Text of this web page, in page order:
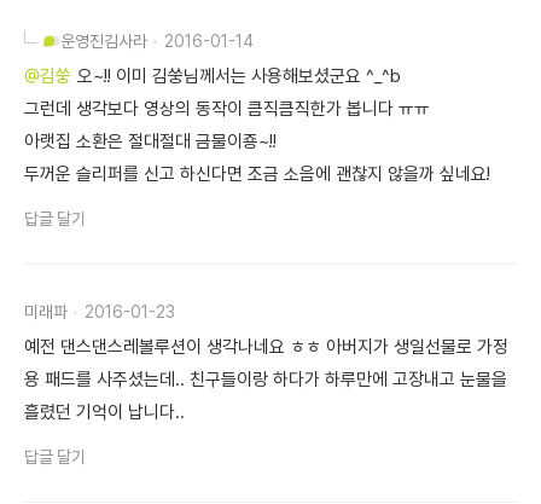
운영진김사라 2016-01-14
@김쑹 오~!! 이미 김쑹님께서는 사용해보셨군요 ^_^b
그런데 생각보다 영상의 동작이 큼직큼직한가 봅니다 ㅠㅠ
아랫집 소환은 절대절대 금물이죵~!!
두꺼운 슬리퍼를 신고 하신다면 조금 소음에 괜찮지 않을까 싶네요!
답글 달기
미래파 2016-01-23
예전 댄스댄스레볼루션이 생각나네요 ㅎㅎ 아버지가 생일선물로 가정
용 패드를 사주셨는데.. 친구들이랑 하다가 하루만에 고장내고 눈물을
흘렸던 기억이 납니다..
답글 달기